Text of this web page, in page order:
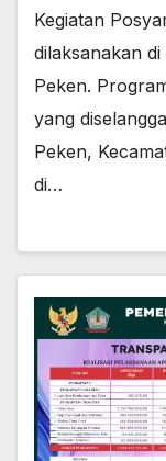
Kegiatan
dilaksanakan
Peken.
yang
Peken,
di…